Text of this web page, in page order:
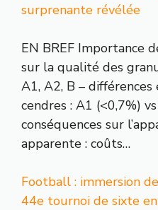
surprenante révélée
EN BREF Importance
sur la qualité des
A1, A2, B –
cendres : A1 (<0,7%)
conséquences sur
apparente : coûts…
Football : immersion
44e tournoi de sixte